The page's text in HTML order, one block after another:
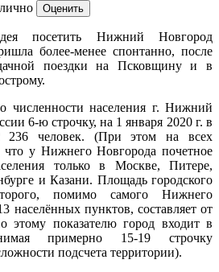
посетить Нижний Новгород
более-менее спонтанно, после
поездки на Псковщину и в
численности населения г. Нижний
6-ю строчку, на 1 января 2020 г. в
человек. (При этом на всех
что у Нижнего Новгорода почетное
только в Москве, Питере,
и Казани. Площадь городского
помимо самого Нижнего
населённых пунктов, составляет от
этому показателю город входит в
примерно 15-19 строчку
подсчета территории).